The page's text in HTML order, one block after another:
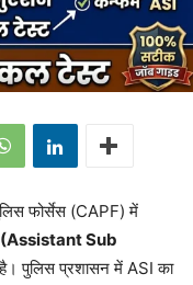
फोर्सेस (CAPF) में
Sub
पुलिस प्रशासन में ASI का